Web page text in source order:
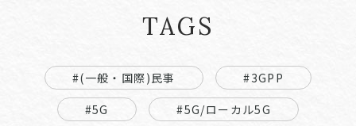
TAGS
#(一般・国際)民事
#3GPP
#5G
#5G/ローカル5G